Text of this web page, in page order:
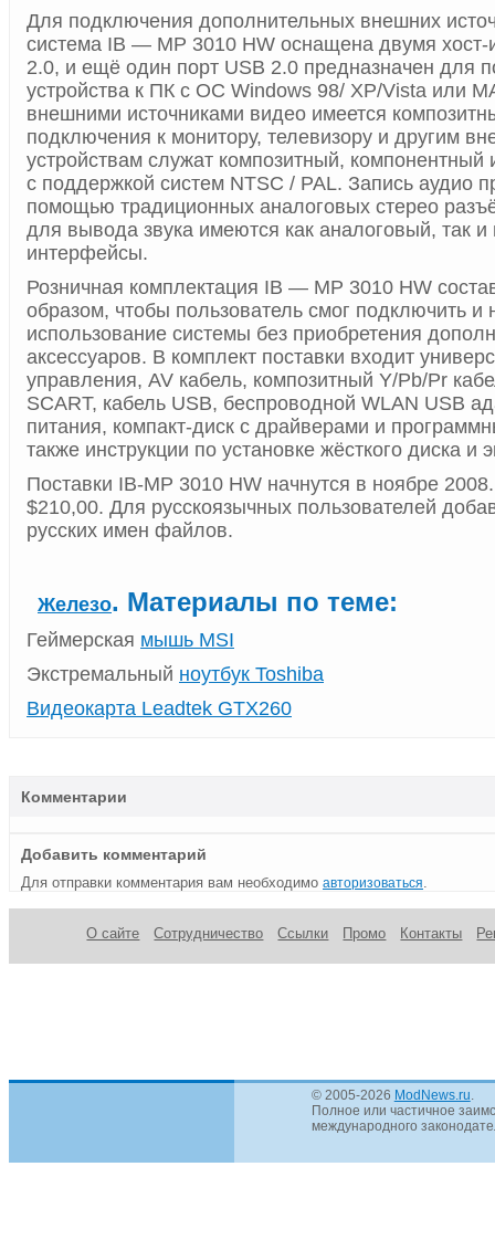
Для подключения дополнительных внешних
система IB — MP 3010 HW оснащена двумя
2.0, и ещё один порт USB 2.0 предназначен для
устройства к ПК с ОС Windows 98/ XP/Vista или
внешними источниками видео имеется
подключения к монитору, телевизору и другим
устройствам служат композитный,
с поддержкой систем NTSC / PAL. Запись аудио
помощью традиционных аналоговых стерео
для вывода звука имеются как аналоговый, так
интерфейсы.
Розничная комплектация IB — MP 3010 HW
образом, чтобы пользователь смог подключить и
использование системы без приобретения
аксессуаров. В комплект поставки входит
управления, AV кабель, композитный Y/Pb/Pr
SCART, кабель USB, беспроводной WLAN USB
питания, компакт-диск с драйверами и
также инструкции по установке жёсткого диска и
Поставки IB-MP 3010 HW начнутся в ноябре
$210,00. Для русскоязычных пользователей
русских имен файлов.
Железо. Материалы по теме:
Геймерская мышь MSI
Экстремальный ноутбук Toshiba
Видеокарта Leadtek GTX260
Комментарии
Добавить комментарий
Для отправки комментария вам необходимо авторизоваться
О сайте Сотрудничество Ссылки Промо Контакты
© 2005-2026 ModNews.ru
Полное или частичное
международного